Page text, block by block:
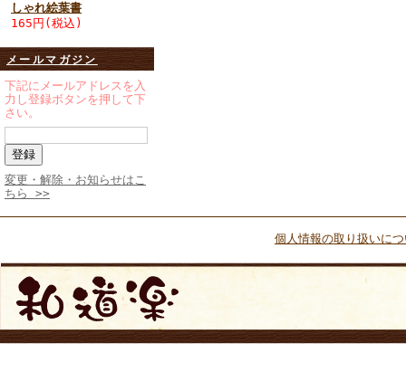
しゃれ絵葉書
165円(税込)
メールマガジン
下記にメールアドレスを入
力し登録ボタンを押して下
さい。
変更・解除・お知らせはこ
ちら >>
個人情報の取り扱いに